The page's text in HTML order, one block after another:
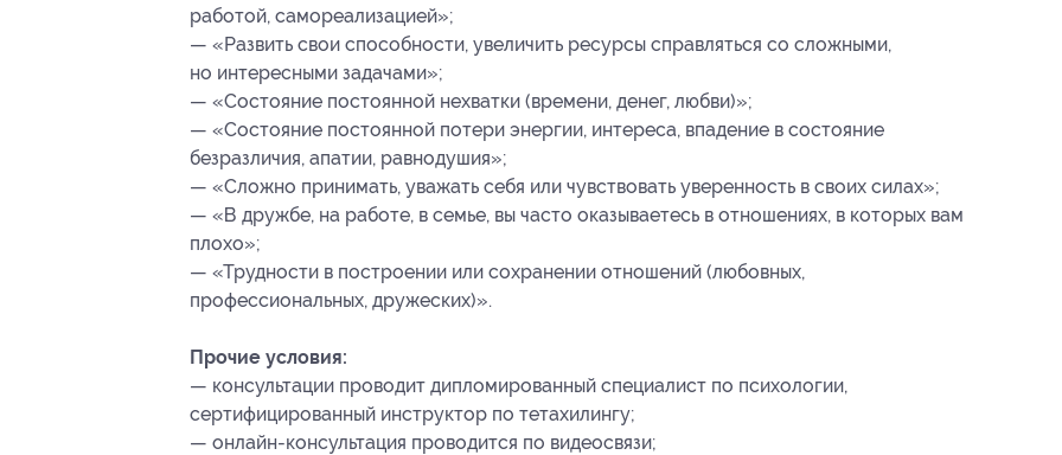
работой, самореализацией»;
— «Развить свои способности, увеличить ресурсы справляться со сложными,
но интересными задачами»;
— «Состояние постоянной нехватки (времени, денег, любви)»;
— «Состояние постоянной потери энергии, интереса, впадение в состояние
безразличия, апатии, равнодушия»;
— «Сложно принимать, уважать себя или чувствовать уверенность в своих силах»;
— «В дружбе, на работе, в семье, вы часто оказываетесь в отношениях, в которых вам
плохо»;
— «Трудности в построении или сохранении отношений (любовных,
профессиональных, дружеских)».
Прочие условия:
— консультации проводит дипломированный специалист по психологии,
сертифицированный инструктор по тетахилингу;
— онлайн-консультация проводится по видеосвязи;